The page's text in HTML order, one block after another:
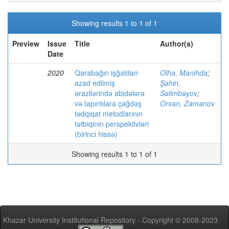
Showing results 1 to 1 of 1
Preview
Issue
Date
Title Author(s)
2020
Qarabağın işğaldan
azad edilmiş
ərazilərində abidələrə
və tapıntılara çağdaş
tədqiqat metodlarının
tətbiqinin perspektivləri
(birinci hissə)
Olha, Manihda;
Şahin,
Səlimbəyov;
Orxan, Zamanov
Showing results 1 to 1 of 1
Khazar University Institutional Repository - Copyright © 2008-2023